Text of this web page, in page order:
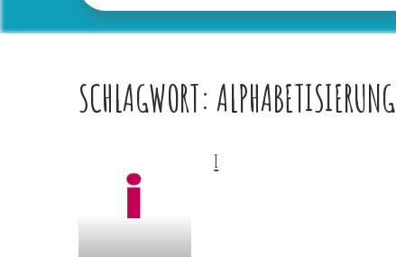
SCHLAGWORT: ALPHABETISIERUNG
i